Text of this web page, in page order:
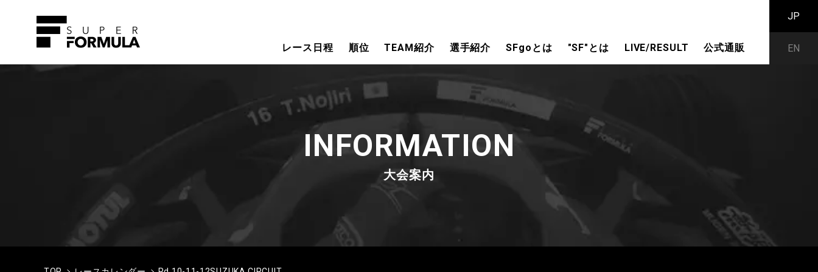
レース日程 順位 TEAM紹介 選手紹介 SFgoとは "SF"とは LIVE/RESULT 公式通販
JP
EN
INFORMATION
大会案内